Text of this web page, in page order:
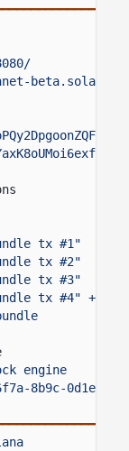
tx #1"
tx #2"
tx #3"
tx #4" +
engine
8b9c-